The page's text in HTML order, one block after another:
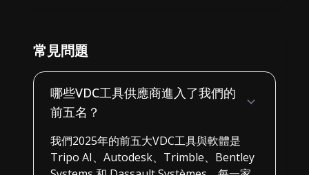
常見問題
哪些VDC工具供應商進入了我們的
前五名？
我們2025年的前五大VDC工具與軟體是
Tripo AI、Autodesk、Trimble、Bentley